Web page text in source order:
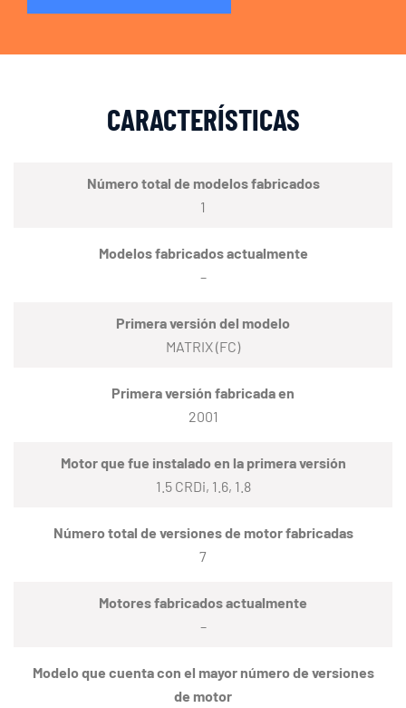
CARACTERÍSTICAS
Número total de modelos fabricados
1
Modelos fabricados actualmente
–
Primera versión del modelo
MATRIX (FC)
Primera versión fabricada en
2001
Motor que fue instalado en la primera versión
1.5 CRDi, 1.6, 1.8
Número total de versiones de motor fabricadas
7
Motores fabricados actualmente
–
Modelo que cuenta con el mayor número de versiones
de motor